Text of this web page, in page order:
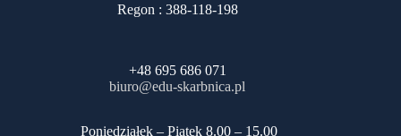
Regon : 388-118-198
+48 695 686 071
biuro@edu-skarbnica.pl
​Poniedziałek – Piątek 8.00 – 15.00